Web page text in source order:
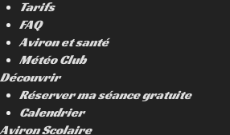
Tarifs
FAQ
Aviron et santé
Météo Club
Découvrir
Réserver ma séance gratuite
Calendrier
Aviron Scolaire